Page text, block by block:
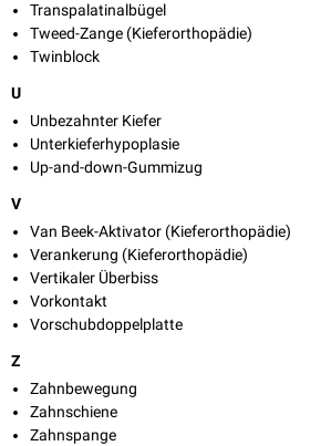
Transpalatinalbügel
Tweed-Zange (Kieferorthopädie)
Twinblock
U
Unbezahnter Kiefer
Unterkieferhypoplasie
Up-and-down-Gummizug
V
Van Beek-Aktivator (Kieferorthopädie)
Verankerung (Kieferorthopädie)
Vertikaler Überbiss
Vorkontakt
Vorschubdoppelplatte
Z
Zahnbewegung
Zahnschiene
Zahnspange